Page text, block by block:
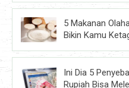
5 Makanan
Bikin Kamu
Ini Dia 5
Rupiah Bisa